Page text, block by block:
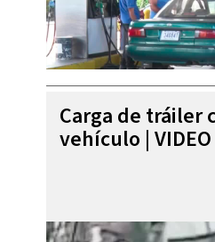
Carga de tráiler
vehículo | VIDEO